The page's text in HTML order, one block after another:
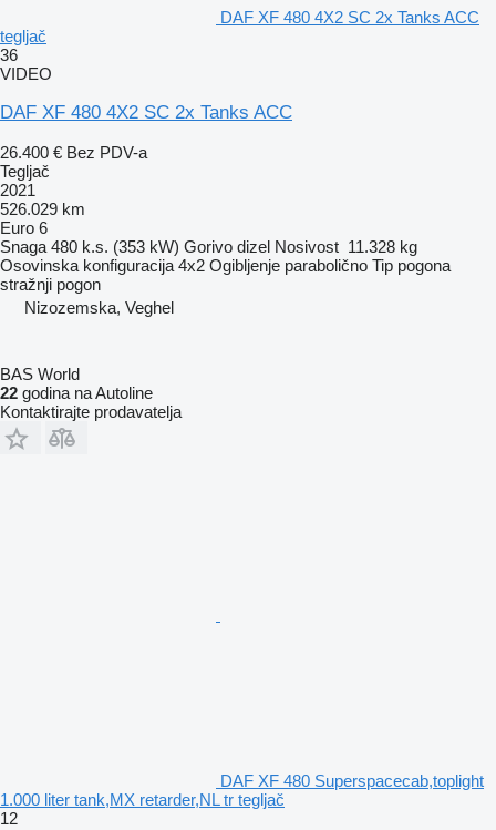
DAF XF 480 4X2 SC 2x Tanks ACC
tegljač
36
VIDEO
DAF XF 480 4X2 SC 2x Tanks ACC
26.400 € Bez PDV-a
Tegljač
2021
526.029 km
Euro 6
Snaga 480 k.s. (353 kW) Gorivo dizel Nosivost 11.328 kg
Osovinska konfiguracija 4x2 Ogibljenje parabolično Tip pogona
stražnji pogon
Nizozemska, Veghel
BAS World
22 godina na Autoline
Kontaktirajte prodavatelja
DAF XF 480 Superspacecab,toplight
1.000 liter tank,MX retarder,NL tr tegljač
12